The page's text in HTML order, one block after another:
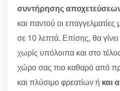
συντήρησης
και παντού οι επαγγελματίες
σε 10 λεπτά. Επίσης, θα
χωρίς υπόλοιπα και στο
χώρο σας πιο καθαρό από
και πλύσιμο φρεατίων ή και